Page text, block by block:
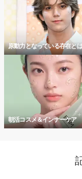
原動力となっている存在とは
朝活コスメ＆インナーケア